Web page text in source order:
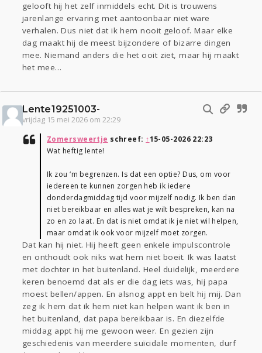
gelooft hij het zelf inmiddels echt. Dit is trouwens
jarenlange ervaring met aantoonbaar niet ware
verhalen. Dus niet dat ik hem nooit geloof. Maar elke
dag maakt hij de meest bijzondere of bizarre dingen
mee. Niemand anders die het ooit ziet, maar hij maakt
het mee…
Lente19251003-
vrijdag 15 mei 2026 om 22:29
Zomersweertje schreef: ↑15-05-2026 22:23
Wat heftig lente!
Ik zou ‘m begrenzen. Is dat een optie? Dus, om voor
iedereen te kunnen zorgen heb ik iedere
donderdagmiddag tijd voor mijzelf nodig. Ik ben dan
niet bereikbaar en alles wat je wilt bespreken, kan na
zo en zo laat. En dat is niet omdat ik je niet wil helpen,
maar omdat ik ook voor mijzelf moet zorgen.
Dat kan hij niet. Hij heeft geen enkele impulscontrole
en onthoudt ook niks wat hem niet boeit. Ik was laatst
met dochter in het buitenland. Heel duidelijk, meerdere
keren benoemd dat als er die dag iets was, hij papa
moest bellen/appen. En alsnog appt en belt hij mij. Dan
zeg ik hem dat ik hem niet kan helpen want ik ben in
het buitenland, dat papa bereikbaar is. En diezelfde
middag appt hij me gewoon weer. En gezien zijn
geschiedenis van meerdere suïcidale momenten, durf